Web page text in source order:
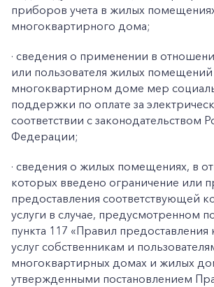
приборов учета в жилых
многоквартирного дома;
· сведения о применении в
или пользователя жилых помещений
многоквартирном доме мер
поддержки по оплате за
соответствии с законодательством
Федерации;
· сведения о жилых помещениях, в
которых введено ограничение или
предоставления соответствующей
услуги в случае, предусмотренном
пункта 117 «Правил
услуг собственникам и
многоквартирных домах и жилых
утвержденными постановлением